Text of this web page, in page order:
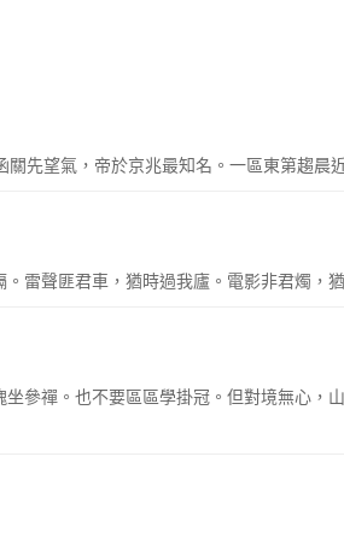
先望氣，帝於京兆最知名。一區東第趨晨
。雷聲匪君車，猶時過我廬。電影非君燭
坐參禪。也不要區區學掛冠。但對境無心